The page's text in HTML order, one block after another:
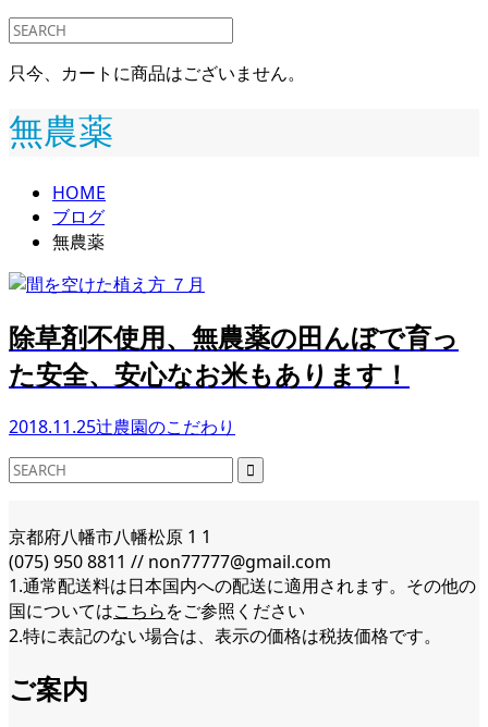
只今、カートに商品はございません。
無農薬
HOME
ブログ
無農薬
除草剤不使用、無農薬の田んぼで育っ
た安全、安心なお米もあります！
2018.11.25辻農園のこだわり
京都府八幡市八幡松原 1 1
(075) 950 8811 // non77777@gmail.com
1.通常配送料は日本国内への配送に適用されます。その他の
国についてはこちらをご参照ください
2.特に表記のない場合は、表示の価格は税抜価格です。
ご案内